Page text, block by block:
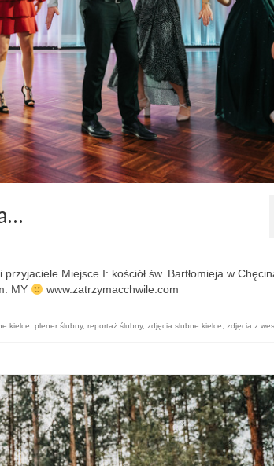
Miejsce I: kościół św. Bartłomieja w
MY
www.zatrzymacchwile.com
kielce, plener ślubny, reportaż ślubny, zdjęcia slubne kielce, zdjęcia z